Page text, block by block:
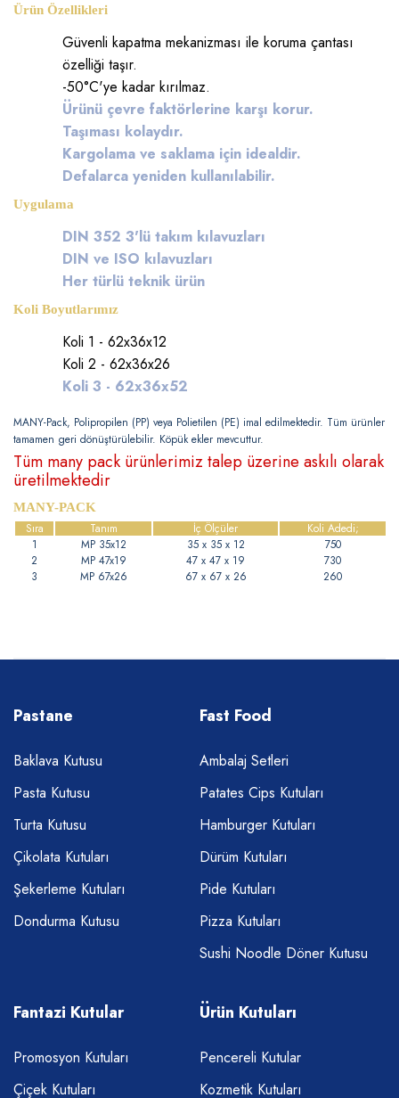
Ürün Özellikleri
Güvenli kapatma mekanizması ile koruma çantası
özelliği taşır.
-50°C'ye kadar kırılmaz.
Ürünü çevre faktörlerine karşı korur.
Taşıması kolaydır.
Kargolama ve saklama için idealdir.
Defalarca yeniden kullanılabilir.
Uygulama
DIN 352 3'lü takım kılavuzları
DIN ve ISO kılavuzları
Her türlü teknik ürün
Koli Boyutlarımız
Koli 1 - 62x36x12
Koli 2 - 62x36x26
Koli 3 - 62x36x52
MANY-Pack, Polipropilen (PP) veya Polietilen (PE) imal edilmektedir. Tüm ürünler
tamamen geri dönüştürülebilir. Köpük ekler mevcuttur.
Tüm many pack ürünlerimiz talep üzerine askılı olarak
üretilmektedir
MANY-PACK
Sıra Tanım İç Ölçüler
Koli Adedi;
1
MP 35x12 35 x 35 x 12
750
2
MP 47x19 47 x 47 x 19
730
3
MP 67x26 67 x 67 x 26 260
Pastane
Baklava Kutusu
Pasta Kutusu
Turta Kutusu
Çikolata Kutuları
Şekerleme Kutuları
Dondurma Kutusu
Fast Food
Ambalaj Setleri
Patates Cips Kutuları
Hamburger Kutuları
Dürüm Kutuları
Pide Kutuları
Pizza Kutuları
Sushi Noodle Döner Kutusu
Fantazi Kutular
Promosyon Kutuları
Çiçek Kutuları
Ürün Kutuları
Pencereli Kutular
Kozmetik Kutuları